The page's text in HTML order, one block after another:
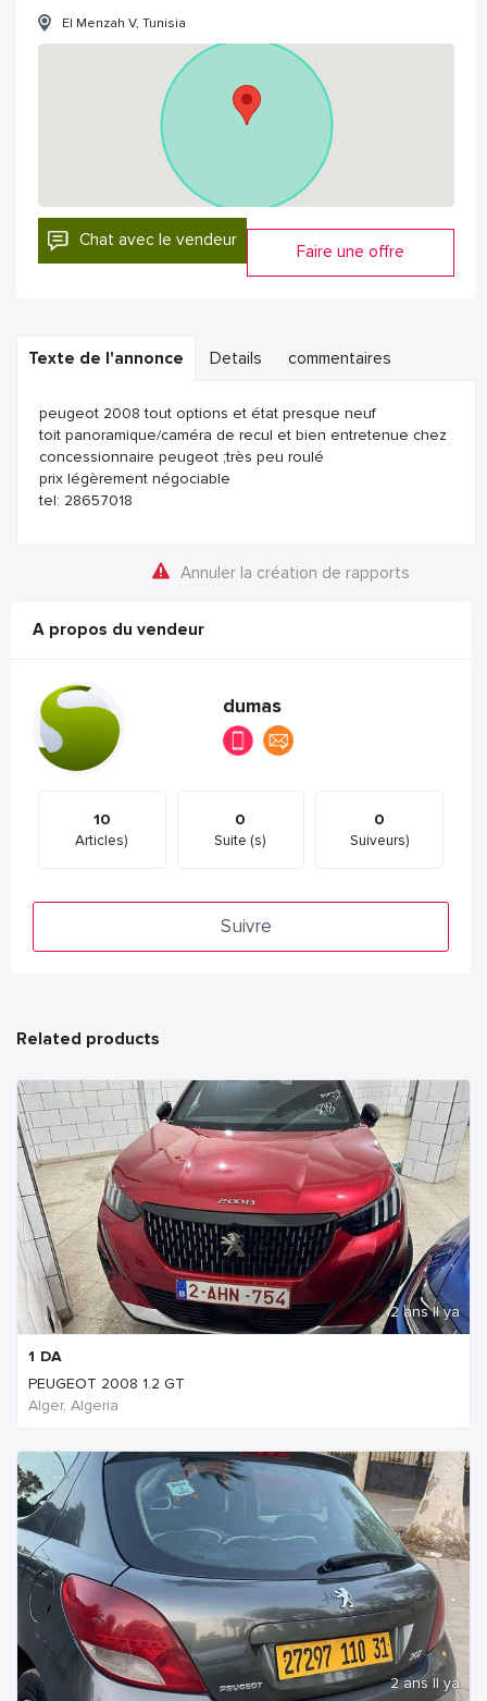
El Menzah V, Tunisia
Chat avec le vendeur
Faire une offre
Texte de l'annonce Details commentaires
peugeot 2008 tout options et état presque neuf
toit panoramique/caméra de recul et bien entretenue chez
concessionnaire peugeot ;très peu roulé
prix légèrement négociable
tel: 28657018
Annuler la création de rapports
A propos du vendeur
dumas
10
Articles)
0
Suite (s)
0
Suiveurs)
Suivre
Related products
2 ans Il ya
1 DA
PEUGEOT 2008 1.2 GT
Alger, Algeria
2 ans Il ya